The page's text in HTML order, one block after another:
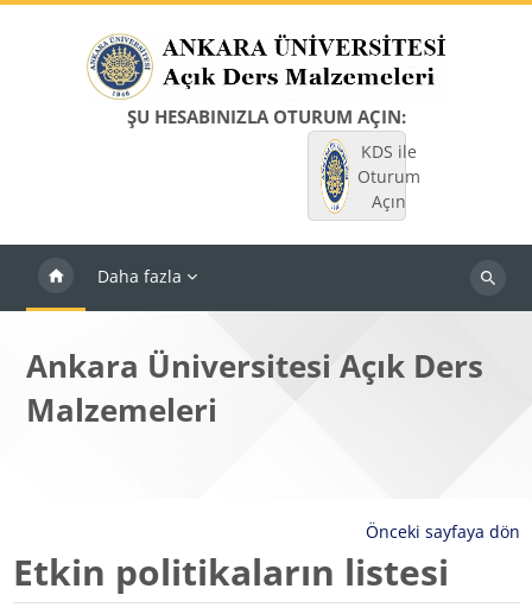
ŞU HESABINIZLA OTURUM AÇIN:
KDS ile
Oturum
Açın
Daha fazla
Dersleri
Ankara Üniversitesi Açık Ders
Malzemeleri
Önceki sayfaya dön
Etkin politikaların listesi